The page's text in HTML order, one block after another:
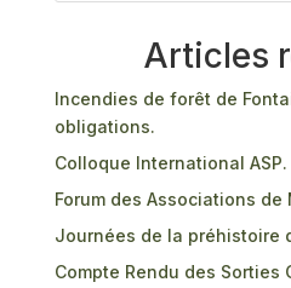
Articles
Incendies de forêt de
obligations.
Colloque International ASP.
Forum des Associations de
Journées de la préhistoire
Compte Rendu des Sorties